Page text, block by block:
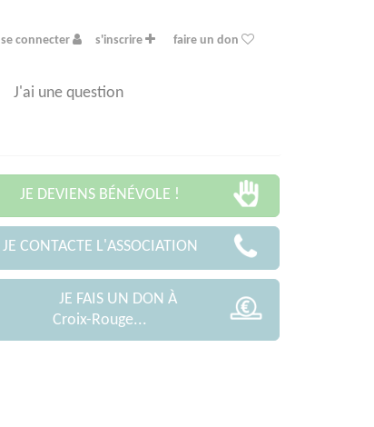
se connecter s'inscrire faire un don
J'ai une question
JE DEVIENS BÉNÉVOLE !
JE CONTACTE L'ASSOCIATION
JE FAIS UN DON À
Croix-Rouge...